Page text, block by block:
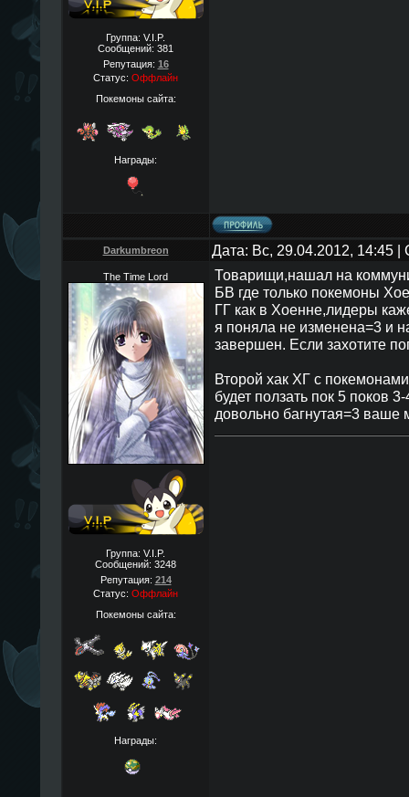
Группа: V.I.P.
Сообщений: 381
Репутация: 16
Статус: Оффлайн
Покемоны сайта:
Награды:
Darkumbreon Дата: Вс, 29.04.2012, 14:45
The Time Lord
Группа: V.I.P.
Сообщений: 3248
Репутация: 214
Статус: Оффлайн
Покемоны сайта:
Награды:
Товарищи,нашал на
БВ где только покемоны
ГГ как в Хоенне,лидеры
я поняла не изменена=3 и
завершен. Если захотите
Второй хак ХГ с
будет ползать пок 5 поков
довольно багнутая=3 ваше